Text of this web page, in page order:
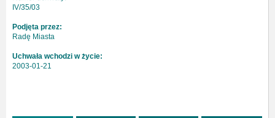
IV/35/03
Podjęta przez:
Radę Miasta
Uchwała wchodzi w życie:
2003-01-21